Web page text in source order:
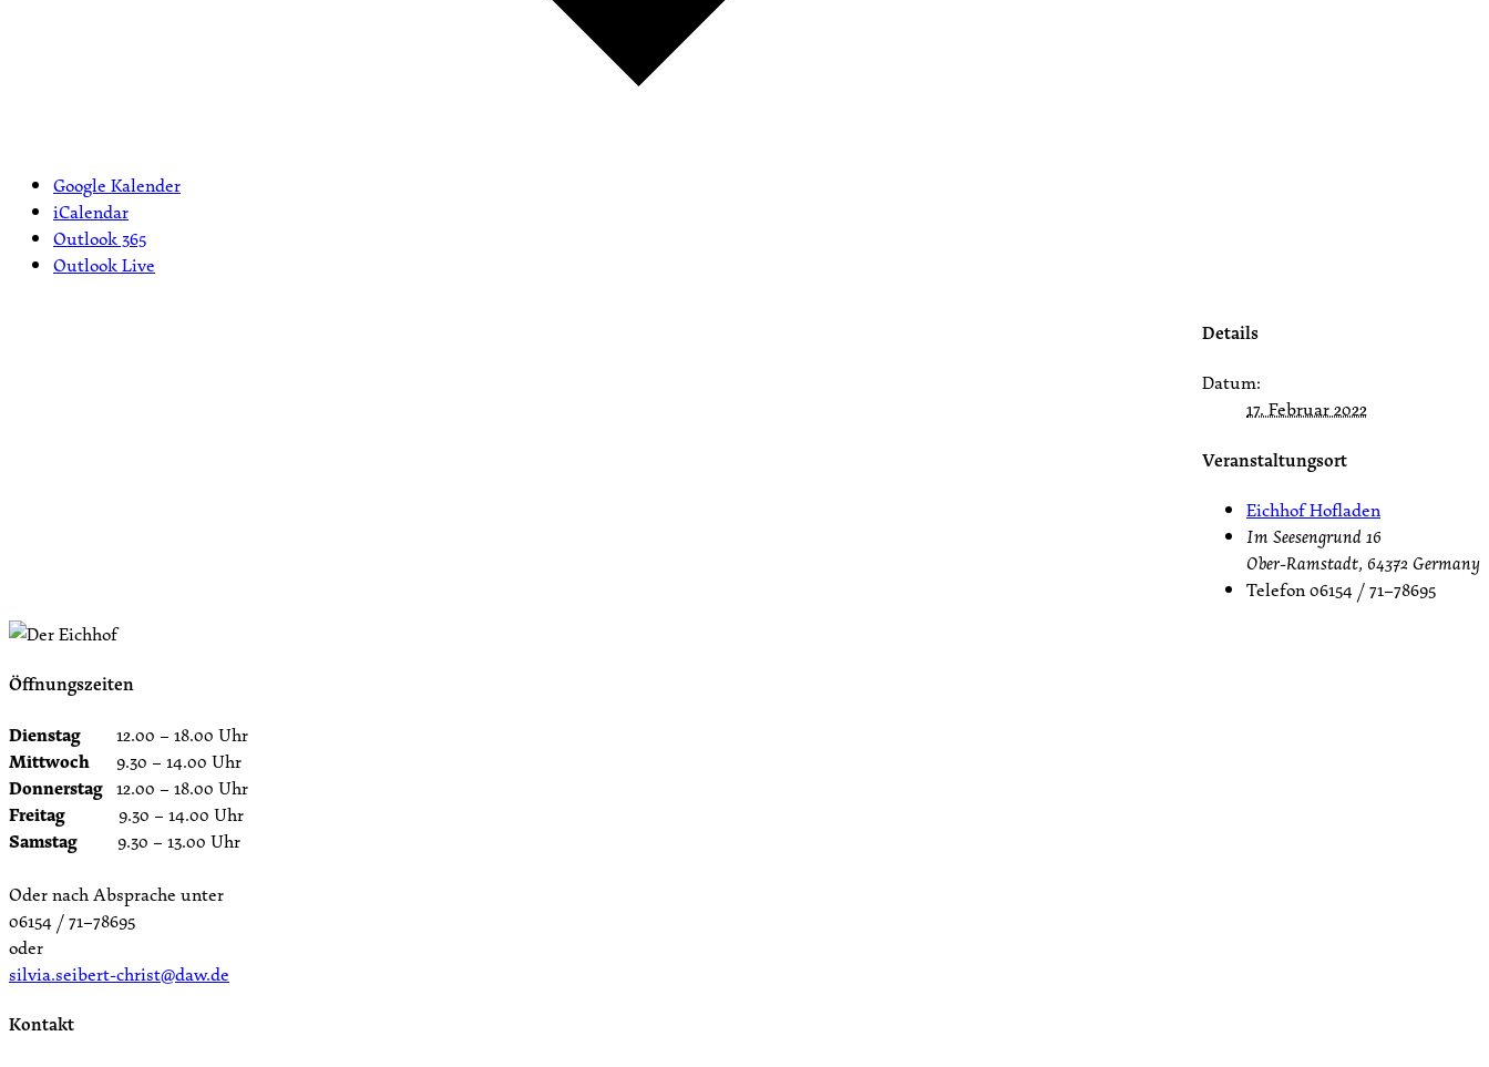
Google Kalender
iCalendar
Outlook 365
Outlook Live
Details
Datum:
17. Februar 2022
Veranstaltungsort
Eichhof Hofladen
Im Seesengrund 16
Ober-Ramstadt, 64372 Germany
Telefon06154 / 71–78695
Öffnungszeiten
Dienstag 12.00 – 18.00 Uhr
Mittwoch 9.30 – 14.00 Uhr
Donnerstag 12.00 – 18.00 Uhr
Freitag 9.30 – 14.00 Uhr
Samstag 9.30 – 13.00 Uhr
Oder nach Absprache unter
06154 / 71–78695
oder
silvia.seibert-christ@daw.de
Kontakt